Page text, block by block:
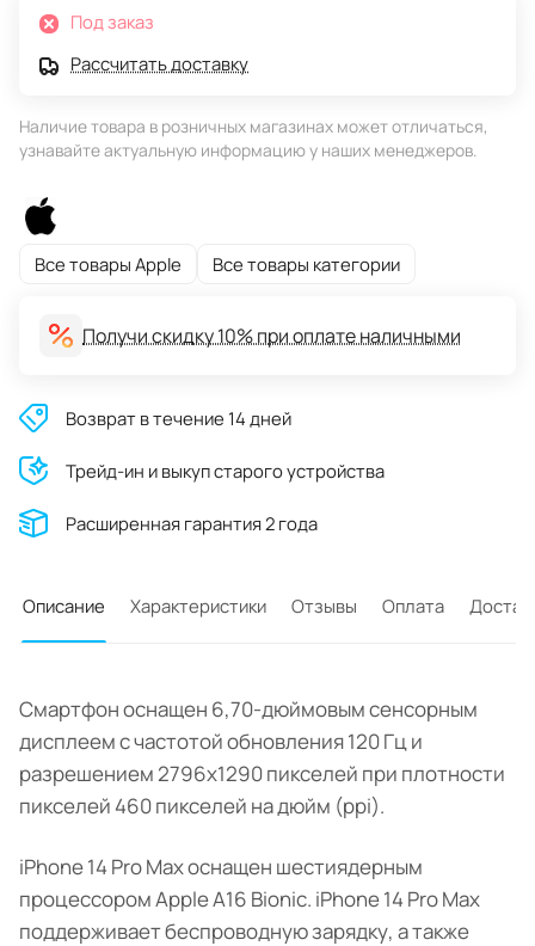
Под заказ
Рассчитать доставку
Наличие товара в розничных магазинах может отличаться,
узнавайте актуальную информацию у наших менеджеров.
Все товары Apple Все товары категории
Получи скидку 10% при оплате наличными
Возврат в течение 14 дней
Трейд-ин и выкуп старого устройства
Расширенная гарантия 2 года
Описание Характеристики Отзывы Оплата
Смартфон оснащен 6,70-дюймовым сенсорным
дисплеем с частотой обновления 120 Гц и
разрешением 2796x1290 пикселей при плотности
пикселей 460 пикселей на дюйм (ppi).
iPhone 14 Pro Max оснащен шестиядерным
процессором Apple A16 Bionic. iPhone 14 Pro Max
поддерживает беспроводную зарядку, а также